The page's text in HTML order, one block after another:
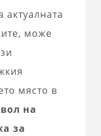
актуалната
може
място в
на
за